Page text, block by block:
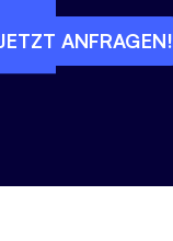
ANFRAGEN!